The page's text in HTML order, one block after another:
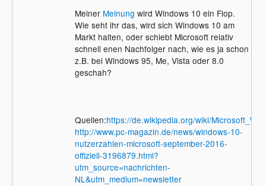
Meiner Meinung wird Windows 10 ein Flop.
Wie seht ihr das, wird sich Windows 10 am
Markt halten, oder schiebt Microsoft relativ
schnell enen Nachfolger nach, wie es ja schon
z.B. bei Windows 95, Me, Vista oder 8.0
geschah?
Quellen:https://de.wikipedia.org/wiki/
http://www.pc-magazin.de/news/windows-10-
nutzerzahlen-microsoft-september-2016-
offiziell-3196879.html?
utm_source=nachrichten-
NL&utm_medium=newsletter